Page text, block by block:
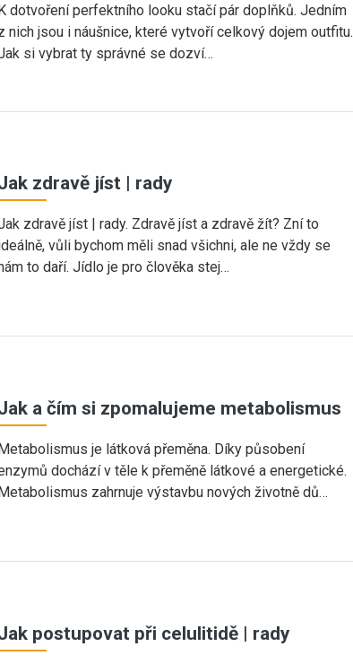
dotvoření perfektního looku stačí pár doplňků. Jedním
nich jsou i náušnice, které vytvoří celkový dojem outfitu.
si vybrat ty správné se dozví…
zdravě jíst | rady
zdravě jíst | rady. Zdravě jíst a zdravě žít? Zní to
vůli bychom měli snad všichni, ale ne vždy se
to daří. Jídlo je pro člověka stej…
a čím si zpomalujeme metabolismus
je látková přeměna. Díky působení
dochází v těle k přeměně látkové a energetické.
zahrnuje výstavbu nových životně dů…
postupovat při celulitidě | rady